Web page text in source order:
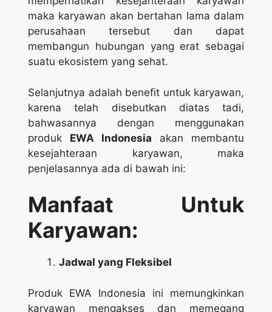
maka karyawan akan bertahan lama dalam
perusahaan tersebut dan dapat
membangun hubungan yang erat sebagai
suatu ekosistem yang sehat.
Selanjutnya adalah benefit untuk karyawan,
karena telah disebutkan diatas tadi,
bahwasannya dengan menggunakan
produk EWA Indonesia akan membantu
kesejahteraan karyawan, maka
penjelasannya ada di bawah ini:
Manfaat Untuk
Karyawan:
Jadwal yang Fleksibel
Produk EWA Indonesia ini memungkinkan
karyawan mengakses dan memegang